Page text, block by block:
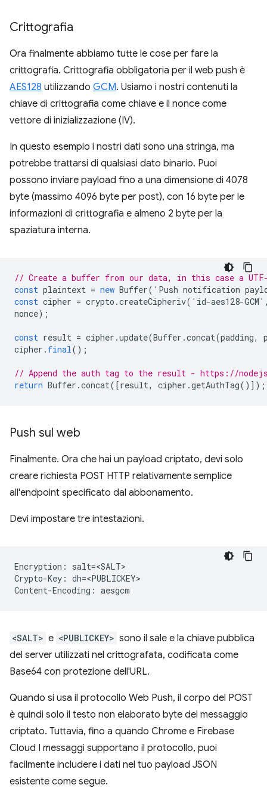
Crittografia
Ora finalmente abbiamo tutte le cose per fare la
crittografia. Crittografia obbligatoria per il web push è
AES128 utilizzando GCM. Usiamo i nostri contenuti la
chiave di crittografia come chiave e il nonce come
vettore di inizializzazione (IV).
In questo esempio i nostri dati sono una stringa, ma
potrebbe trattarsi di qualsiasi dato binario. Puoi
possono inviare payload fino a una dimensione di 4078
byte (massimo 4096 byte per post), con 16 byte per le
informazioni di crittografia e almeno 2 byte per la
spaziatura interna.
// Create a buffer from our data, in this case a
const plaintext = new Buffer( ' Push notification
const cipher = crypto .createCipheriv( ' id-aes128-GCM '
nonce);
const result = cipher .update(Buffer .concat(padding,
cipher . final();
// Append the auth tag to the result - https://
return Buffer .concat([result, cipher .getAuthTag()]);
Push sul web
Finalmente. Ora che hai un payload criptato, devi solo
creare richiesta POST HTTP relativamente semplice
all'endpoint specificato dal abbonamento.
Devi impostare tre intestazioni.
Encryption: salt=<SALT>
Crypto-Key: dh=<PUBLICKEY>
Content-Encoding: aesgcm
<SALT> e <PUBLICKEY> sono il sale e la chiave pubblica
del server utilizzati nel crittografata, codificata come
Base64 con protezione dell'URL.
Quando si usa il protocollo Web Push, il corpo del POST
è quindi solo il testo non elaborato byte del messaggio
criptato. Tuttavia, fino a quando Chrome e Firebase
Cloud I messaggi supportano il protocollo, puoi
facilmente includere i dati nel tuo payload JSON
esistente come segue.